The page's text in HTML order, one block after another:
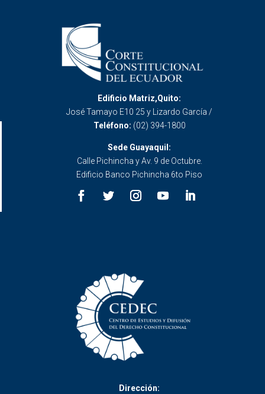
Edificio Matriz,Quito:
José Tamayo E10 25 y Lizardo García /
Teléfono: (02) 394-1800
Sede Guayaquil:
Calle Pichincha y Av. 9 de Octubre.
Edificio Banco Pichincha 6to Piso
Dirección: